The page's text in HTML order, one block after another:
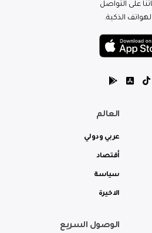
على التواصل
الذكية.
العالم
عربي ودولي
أقتصاد
سياسة
الاخيرة
الوصول السريع